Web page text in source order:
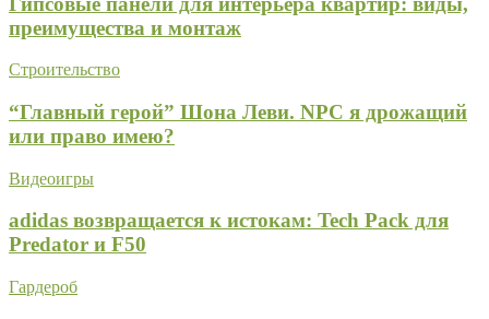
преимущества и монтаж
Строительство
“Главный герой” Шона Леви. NPC я дрожащий
или право имею?
Видеоигры
adidas возвращается к истокам: Tech Pack для
Predator и F50
Гардероб